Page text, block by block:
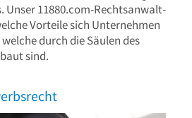
Unser 11880.com-Rechtsanwalt-
Vorteile sich Unternehmen
durch die Säulen des
sind.